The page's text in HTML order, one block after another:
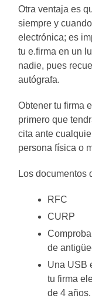
Otra ventaja es
siempre y
electrónica; es
tu e.firma en un
nadie, pues
autógrafa.
Obtener tu firma
primero que
cita ante
persona física o
Los documentos
RFC
CURP
de
Una USB
tu firma
de 4 años.